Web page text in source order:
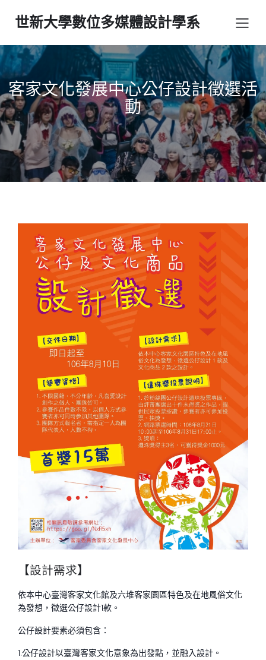
世新大學數位多媒體設計學系
客家文化發展中心公仔設計徵選活
動
【設計需求】
依本中心臺灣客家文化館及六堆客家園區特色及在地風俗文化
為發想，徵選公仔設計1款。
公仔設計要素必須包含：
1.公仔設計以臺灣客家文化意象為出發點，並融入設計。